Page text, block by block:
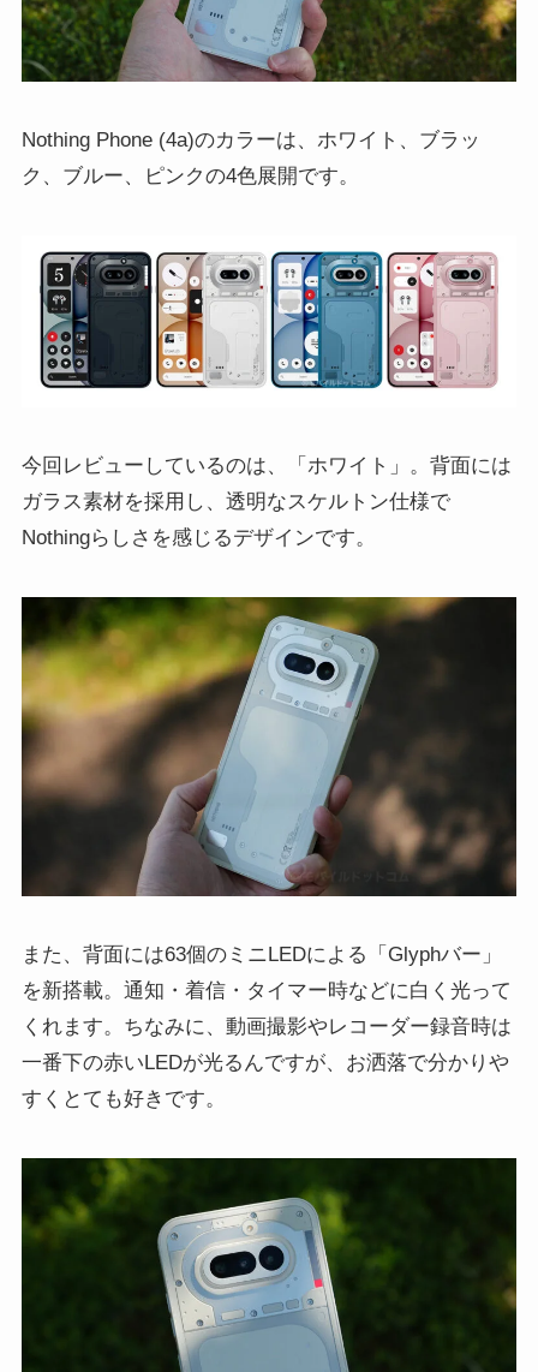
Nothing Phone (4a)のカラーは、ホワイト、ブラッ
ク、ブルー、ピンクの4色展開です。
今回レビューしているのは、「ホワイト」。背面には
ガラス素材を採用し、透明なスケルトン仕様で
Nothingらしさを感じるデザインです。
また、背面には63個のミニLEDによる「Glyphバー」
を新搭載。通知・着信・タイマー時などに白く光って
くれます。ちなみに、動画撮影やレコーダー録音時は
一番下の赤いLEDが光るんですが、お洒落で分かりや
すくとても好きです。